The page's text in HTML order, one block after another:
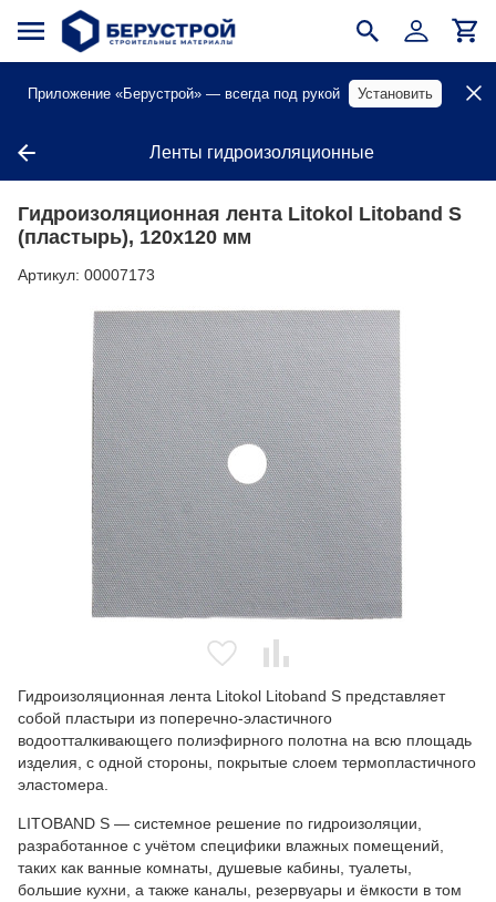
Приложение «Берустрой» — всегда под рукой Установить
Ленты гидроизоляционные
Гидроизоляционная лента Litokol Litoband S
(пластырь), 120х120 мм
Артикул: 00007173
Гидроизоляционная лента Litokol Litoband S представляет
собой пластыри из поперечно-эластичного
водоотталкивающего полиэфирного полотна на всю площадь
изделия, с одной стороны, покрытые слоем термопластичного
эластомера.
LITOBAND S — системное решение по гидроизоляции,
разработанное с учётом специфики влажных помещений,
таких как ванные комнаты, душевые кабины, туалеты,
большие кухни, а также каналы, резервуары и ёмкости в том